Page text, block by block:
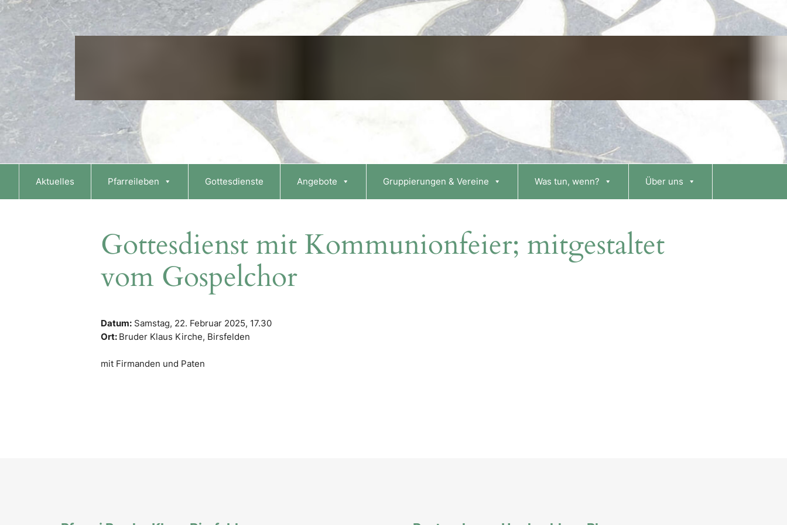
Skip
Aktuelles Pfarreileben Gottesdienste Angebote Gruppierungen & Vereine Was tun, wenn? Über uns
Gottesdienst mit Kommunionfeier; mitgestaltet
vom Gospelchor
Datum: Samstag, 22. Februar 2025, 17.30
Ort: Bruder Klaus Kirche, Birsfelden
mit Firmanden und Paten